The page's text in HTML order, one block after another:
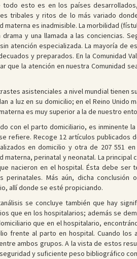
todo esto es en los países
tribales y ritos de lo más variado
materna es inadmisible. La morbilidad
y una llamada a las conciencias.
sin atención especializada. La mayoría
y preparados. En la Comunidad
que la atención en nuestra Comunidad
asistenciales a nivel mundial tienen
a luz en su domicilio; en el Reino Unido
es muy superior a la de nuestro
con el parto domiciliario, es inminente
refiere. Recoge 12 artículos publicados
en domicilio y otra de 207 551
materna, perinatal y neonatal. La
nacieron en el hospital. Ésta debe ser
perinatales. Más aún, dicha
allí donde se esté propiciando.
se concluye también que hay
que en los hospitalarios; además se
que en el hospitalario,
frente al parto en hospital. Cuando los
ambos grupos. A la vista de estos
y suficiente peso bibliográfico